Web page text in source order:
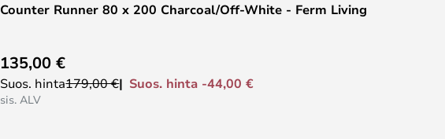
Counter Runner 80 x 200 Charcoal/Off-White - Ferm Living
135,00 €
Suos. hinta179,00 € Suos. hinta -44,00 €
sis. ALV